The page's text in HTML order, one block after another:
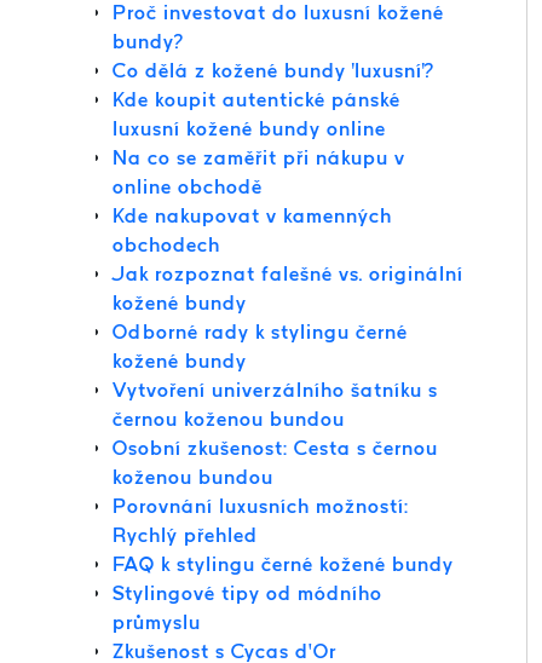
Proč investovat do luxusní kožené
bundy?
Co dělá z kožené bundy 'luxusní'?
Kde koupit autentické pánské
luxusní kožené bundy online
Na co se zaměřit při nákupu v
online obchodě
Kde nakupovat v kamenných
obchodech
Jak rozpoznat falešné vs. originální
kožené bundy
Odborné rady k stylingu černé
kožené bundy
Vytvoření univerzálního šatníku s
černou koženou bundou
Osobní zkušenost: Cesta s černou
koženou bundou
Porovnání luxusních možností:
Rychlý přehled
FAQ k stylingu černé kožené bundy
Stylingové tipy od módního
průmyslu
Zkušenost s Cycas d’Or